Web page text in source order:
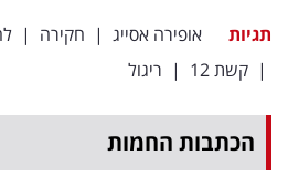
תגיות אופירה אסייג | חקירה |
| קשת 12 | ריגול
הכתבות החמות